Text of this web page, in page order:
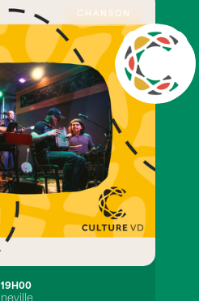
CHANSON
19H00